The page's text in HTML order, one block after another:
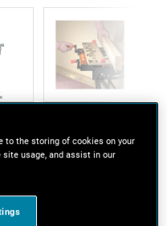
do mocowania
to the storing of cookies on your
site usage, and assist in our